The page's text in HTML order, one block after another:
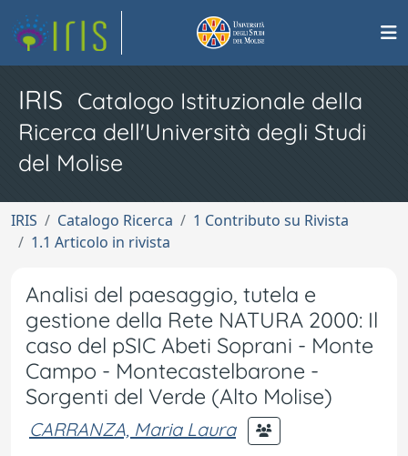
IRIS Catalogo Istituzionale della
Ricerca dell'Università degli Studi
del Molise
IRIS Catalogo Ricerca
1 Contributo su Rivista
1.1 Articolo in rivista
Analisi del paesaggio, tutela e
gestione della Rete NATURA 2000: Il
caso del pSIC Abeti Soprani - Monte
Campo - Montecastelbarone -
Sorgenti del Verde (Alto Molise)
CARRANZA, Maria Laura